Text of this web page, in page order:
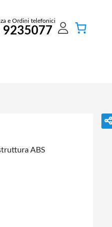
e Ordini telefonici
9235077
ABS